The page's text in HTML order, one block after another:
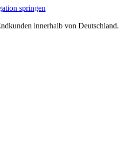
springen
innerhalb von Deutschland.